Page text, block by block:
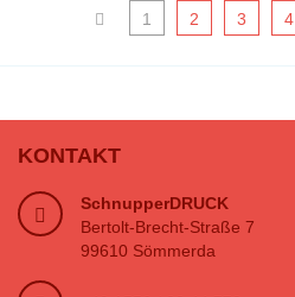
1 2 3 4
KONTAKT
SchnupperDRUCK
Bertolt-Brecht-Straße 7
99610 Sömmerda